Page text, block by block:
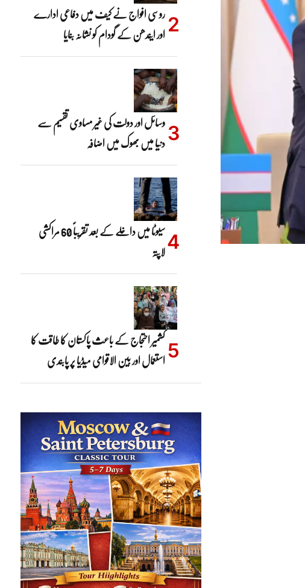
روسی افواج نے کیف میں دفاعی ادارے
اور ایندھن کے گودام کو نشانہ بنایا
وسائل اور دولت کی غیر مساوی تقسیم سے
دنیا میں بھوک میں اضافہ
سیوٹا میں داخلے کے بعد تقریباً 60 مراکشی
لاپتہ
کشمیر احتجاج کے باعث پاکستان کا طاقت کا
استعمال اور بین الاقوامی میڈیا پر پابندی